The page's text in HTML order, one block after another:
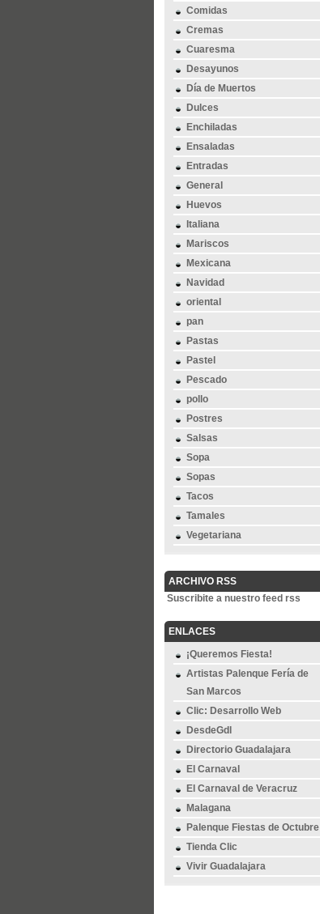
Comidas
Cremas
Cuaresma
Desayunos
Día de Muertos
Dulces
Enchiladas
Ensaladas
Entradas
General
Huevos
Italiana
Mariscos
Mexicana
Navidad
oriental
pan
Pastas
Pastel
Pescado
pollo
Postres
Salsas
Sopa
Sopas
Tacos
Tamales
Vegetariana
ARCHIVO RSS
Suscribite a nuestro feed rss
ENLACES
¡Queremos Fiesta!
Artistas Palenque Fería de
San Marcos
Clic: Desarrollo Web
DesdeGdl
Directorio Guadalajara
El Carnaval
El Carnaval de Veracruz
Malagana
Palenque Fiestas de Octubre
Tienda Clic
Vivir Guadalajara